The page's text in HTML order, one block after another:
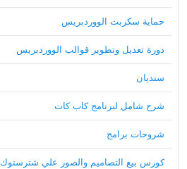
حماية سكربت الووردبريس
دورة تعديل وتطوير قوالب الووردبريس
سنديان
شرح شامل لبرنامج كاب كات
شروحات برامج
كورس بيع التصاميم والصور علي شترستوك